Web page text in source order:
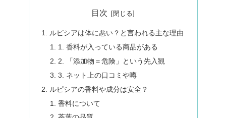
目次
ルピシアは体に悪い？と言われる主な理由
1. 香料が入っている商品がある
2. 「添加物＝危険」という先入観
3. ネット上の口コミや噂
ルピシアの香料や成分は安全？
香料について